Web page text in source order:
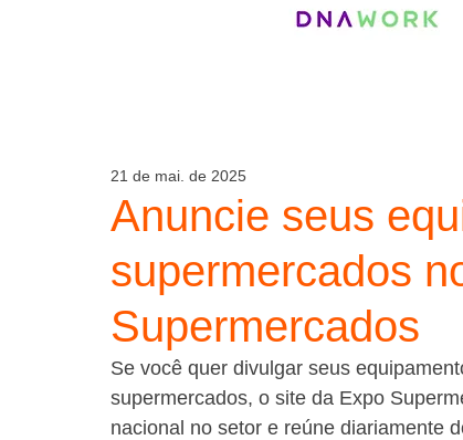
Anuncie seus
supermercados
Supermercados
21 de mai. de 2025
Se você quer divulgar seus
supermercados, o site da Expo
nacional no setor e reúne diariamente